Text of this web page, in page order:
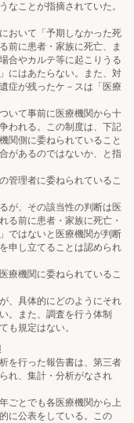
なことが指摘されていた。
おいて「予期しなかった死
前に患者・家族に死亡、ま
合やカルテ等に起こりうる
にはあたらない。また、対
症が残ったケ－スは「医療
いて事前に医療機関から十
われる。この制度は、下記
関側に委ねられていること
があるのではないか、と指
理者に委ねられているこ
が、その該当性の判断は医
る前に患者・家族に死亡・
ではないと医療機関が判断
申し立てることは認められ
機関に委ねられているこ
、具体的にどのようにそれ
。また、調査を行う体制
も規定はない。
を行った報告書は、第三者
れ、集計・分析がなされ
ごとでも各医療機関から上
に公表をしている。この